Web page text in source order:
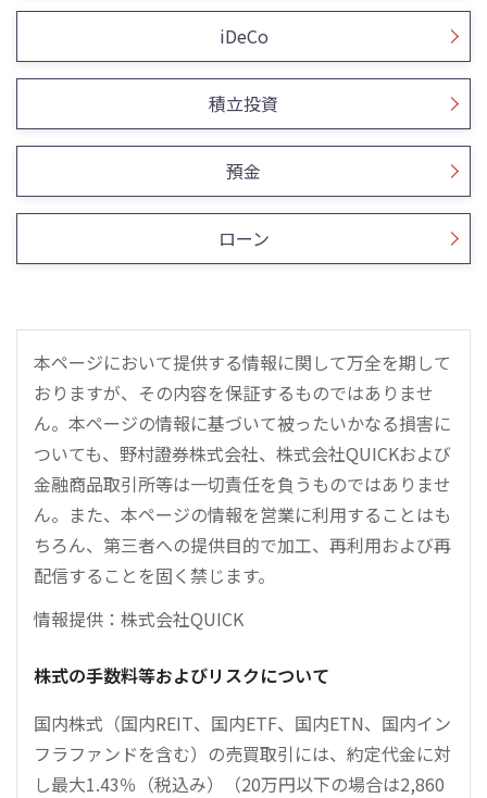
iDeCo
積立投資
預金
ローン
本ページにおいて提供する情報に関して万全を期して
おりますが、その内容を保証するものではありませ
ん。本ページの情報に基づいて被ったいかなる損害に
ついても、野村證券株式会社、株式会社QUICKおよび
金融商品取引所等は一切責任を負うものではありませ
ん。また、本ページの情報を営業に利用することはも
ちろん、第三者への提供目的で加工、再利用および再
配信することを固く禁じます。
情報提供：株式会社QUICK
株式の手数料等およびリスクについて
国内株式（国内REIT、国内ETF、国内ETN、国内イン
フラファンドを含む）の売買取引には、約定代金に対
し最大1.43％（税込み）（20万円以下の場合は2,860